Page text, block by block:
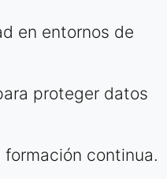
en entornos de
proteger datos
continua.